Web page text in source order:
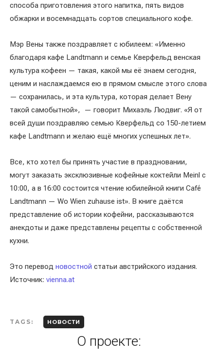
способа приготовления этого напитка, пять видов
обжарки и восемнадцать сортов специального кофе.
Мэр Вены также поздравляет с юбилеем: «Именно
благодаря кафе Landtmann и семье Кверфельд венская
культура кофеен — такая, какой мы её знаем сегодня,
ценим и наслаждаемся ею в прямом смысле этого слова
— сохранилась, и эта культура, которая делает Вену
такой самобытной», — говорит Михаэль Людвиг. «Я от
всей души поздравляю семью Кверфельд со 150-летием
кафе Landtmann и желаю ещё многих успешных лет».
Все, кто хотел бы принять участие в праздновании,
могут заказать эксклюзивные кофейные коктейли Meinl с
10:00, а в 16:00 состоится чтение юбилейной книги Café
Landtmann — Wo Wien zuhause ist». В книге даётся
представление об истории кофейни, рассказываются
анекдоты и даже представлены рецепты с собственной
кухни.
Это перевод новостной статьи австрийского издания.
Источник: vienna.at
TAGS: НОВОСТИ
О проекте: